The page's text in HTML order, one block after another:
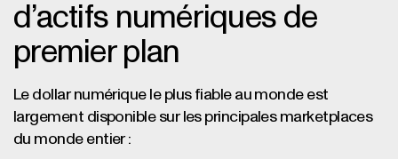
d’actifs numériques de
premier plan
Le dollar numérique le plus fiable au monde est
largement disponible sur les principales marketplaces
du monde entier :